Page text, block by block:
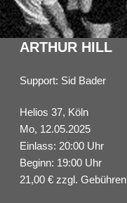
ARTHUR HILL
Support: Sid Bader
Helios 37, Köln
Mo, 12.05.2025
Einlass: 20:00 Uhr
Beginn: 19:00 Uhr
21,00 € zzgl. Gebühren